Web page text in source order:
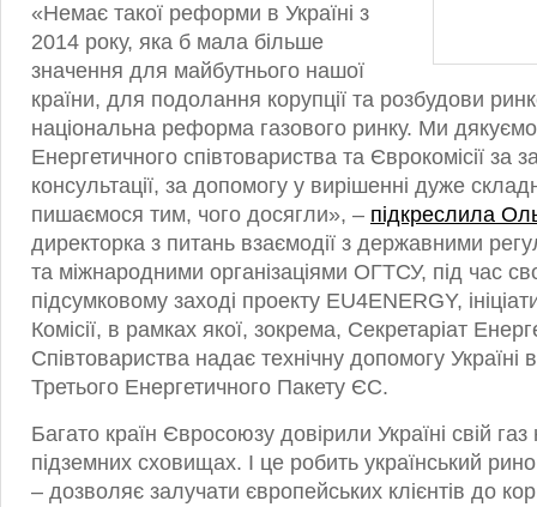
«Немає такої реформи в Україні з
2014 року, яка б мала більше
значення для майбутнього нашої
країни, для подолання корупції та розбудови
національна реформа газового ринку. Ми дякуємо
Енергетичного співтовариства та Єврокомісії за
консультації, за допомогу у вирішенні дуже
пишаємося тим, чого досягли», – підкреслила
директорка з питань взаємодії з державними
та міжнародними організаціями ОГТСУ, під час
підсумковому заході проекту EU4ENERGY,
Комісії, в рамках якої, зокрема, Секретаріат
Співтовариства надає технічну допомогу Україні
Третього Енергетичного Пакету ЄС.
Багато країн Євросоюзу довірили Україні свій газ
підземних сховищах. І це робить український
– дозволяє залучати європейських клієнтів до